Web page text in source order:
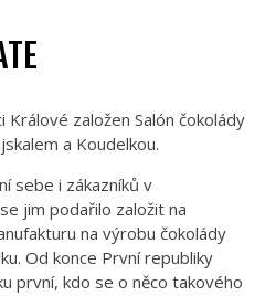
založen Salón čokolády
a Koudelkou.
sebe i zákazníků v
jim podařilo založit na
na výrobu čokolády
Od konce První republiky
první, kdo se o něco takového